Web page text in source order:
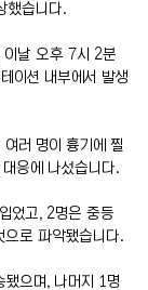
했습니다.
날 오후 7시 2분
이션 내부에서 발생
러 명이 흉기에 찔
응에 나섰습니다.
었고, 2명은 중등
으로 파악됐습니다.
됐으며, 나머지 1명